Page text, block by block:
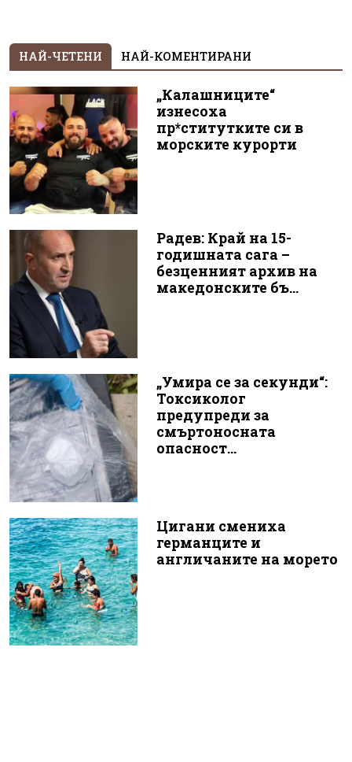
НАЙ-ЧЕТЕНИ НАЙ-КОМЕНТИРАНИ
„Калашниците“
изнесоха
пр*ститутките си в
морските курорти
Радев: Край на 15-
годишната сага –
безценният архив на
македонските бъ...
„Умира се за секунди“:
Токсиколог
предупреди за
смъртоносната
опасност...
Цигани смениха
германците и
англичаните на морето